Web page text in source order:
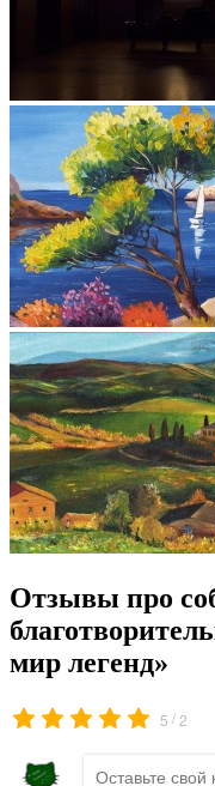
Отзывы про
мир легенд»
5 /2